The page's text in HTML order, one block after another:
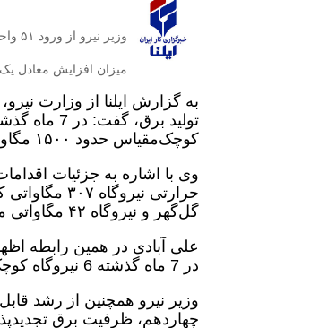
میزان افزایش معادل
به گزارش ایلنا از وزارت
تولید
کوچک‌مقیاس حدود ۱۵۰۰ مگاوات افزایش یافته است.
وی با اشاره به جزئیات
گل‌گهر و نیروگاه ۴۲ مگاواتی مقیاس متوسط ری سنکرون شده‌اند که به‌زودی وارد مدار خواهند شد.
علی آبادی در همین رابطه
در 7 ماه گذشته 6 نیروگاه کوچک مقیاس با ظرفیت تقریبی 50 مگاوات نیز وارد مدار تولید شده است.
وزیر نیرو همچنین از رشد